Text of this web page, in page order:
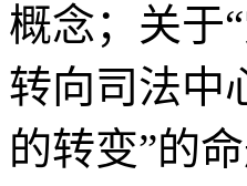
概念；关于
转向司法中
的转变”的